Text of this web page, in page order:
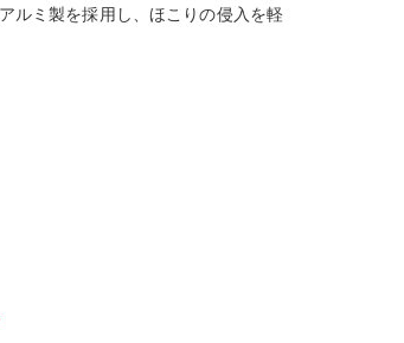
ルミ製を採用し、ほこりの侵入を軽